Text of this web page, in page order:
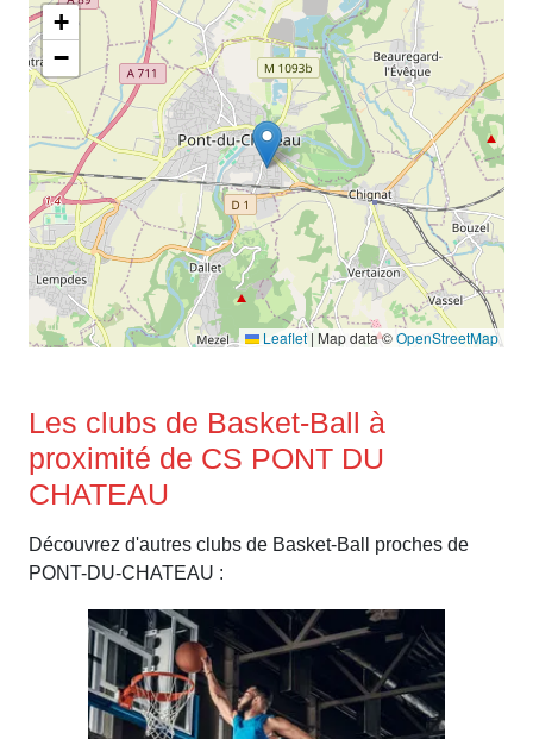
+
−
Leaflet | Map data ©OpenStreetMap
Les clubs de Basket-Ball à
proximité de CS PONT DU
CHATEAU
Découvrez d'autres clubs de Basket-Ball proches de
PONT-DU-CHATEAU :